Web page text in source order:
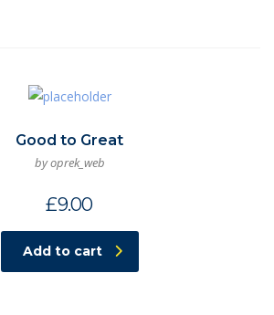
Good to Great
by oprek_web
£9.00
Add to cart